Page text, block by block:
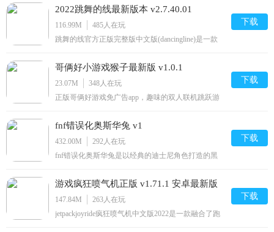
2022跳舞的线最新版本 v2.7.40.01
116.99M 485人在玩
跳舞的线官方正版完整版中文版(dancingline)是一款
非常高，每种环境都呈现的特有的风格，能够给你带
来非常新颖的视觉效果，有需要的朋友欢迎来下载使
用。跳舞的线官
下载
哥俩好小游戏猴子最新版 v1.0.1
23.07M 348人在玩
正版哥俩好游戏免广告app，趣味的双人联机跳跃游
终点，游戏中十分考验玩家对力度的把控以及相互的
默契度，感兴趣的玩家可以下载体验一下！哥俩好官
方介绍哥俩好是一
下载
fnf错误化奥斯华兔 v1
432.00M 292人在玩
fnf错误化奥斯华兔是以经典的迪士尼角色打造的黑
戏之中享受更高难度的挑战。周五夜放克错误奥斯华
简介1、精湛的技能效果，快速的反应速度，容易突
破障碍的活动，会给
下载
游戏疯狂喷气机正版 v1.71.1 安卓最新版
147.84M 263人在玩
jetpackjoyride疯狂喷气机中文版2022是一款融合了跑
下载